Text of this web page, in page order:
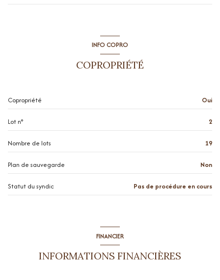
cave
cave
4.9 m²
INFO COPRO
COPROPRIÉTÉ
Copropriété Oui
Lot n° 2
Nombre de lots 19
Plan de sauvegarde Non
Statut du syndic Pas de procédure en cours
FINANCIER
INFORMATIONS FINANCIÈRES